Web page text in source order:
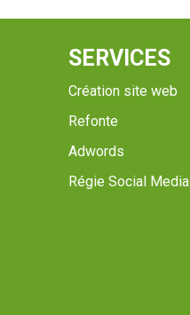
SERVICES
Création site web
Refonte
Adwords
Régie Social Media